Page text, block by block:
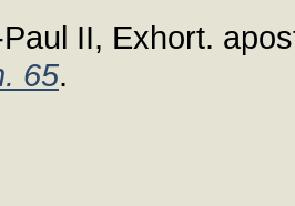
II, Exhort.
65.